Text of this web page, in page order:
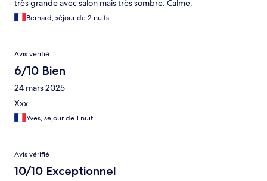
très grande avec salon mais très sombre. Calme.
Bernard, séjour de 2 nuits
Avis vérifié
6/10 Bien
24 mars 2025
Xxx
Yves, séjour de 1 nuit
Avis vérifié
10/10 Exceptionnel